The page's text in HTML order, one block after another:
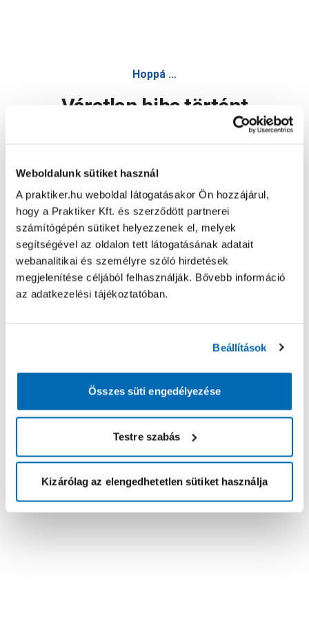
Weboldalunk sütiket használ
A praktiker.hu weboldal látogatásakor Ön hozzájárul,
hogy a Praktiker Kft. és szerződött partnerei
számítógépén sütiket helyezzenek el, melyek
segítségével az oldalon tett látogatásának adatait
webanalitikai és személyre szóló hirdetések
megjelenítése céljából felhasználják. Bővebb információ
az adatkezelési tájékoztatóban.
Beállítások
Összes süti engedélyezése
Testre szabás
Kizárólag az elengedhetetlen sütiket használja
Hoppá ...
Váratlan hiba történt
Oldal újratöltése